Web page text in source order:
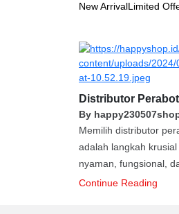
New ArrivalLimited
Distributor
By
Memilih distributor
adalah langkah
nyaman, fungsional,
pemilik rumah, pelaku
Continue Reading